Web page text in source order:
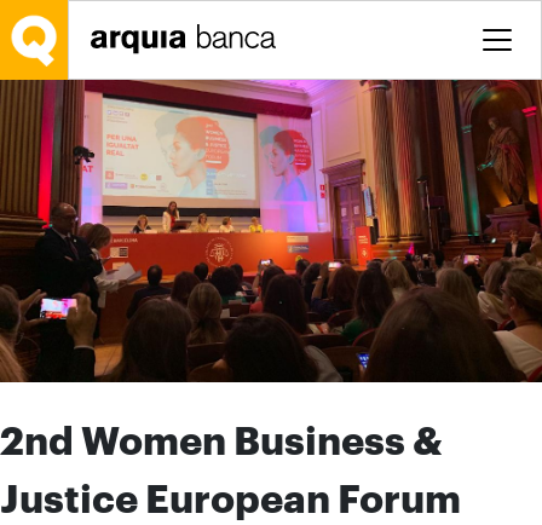
Salta al contingut principal
2nd Women Business &
Justice European Forum